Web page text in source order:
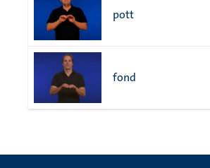
pott
fond